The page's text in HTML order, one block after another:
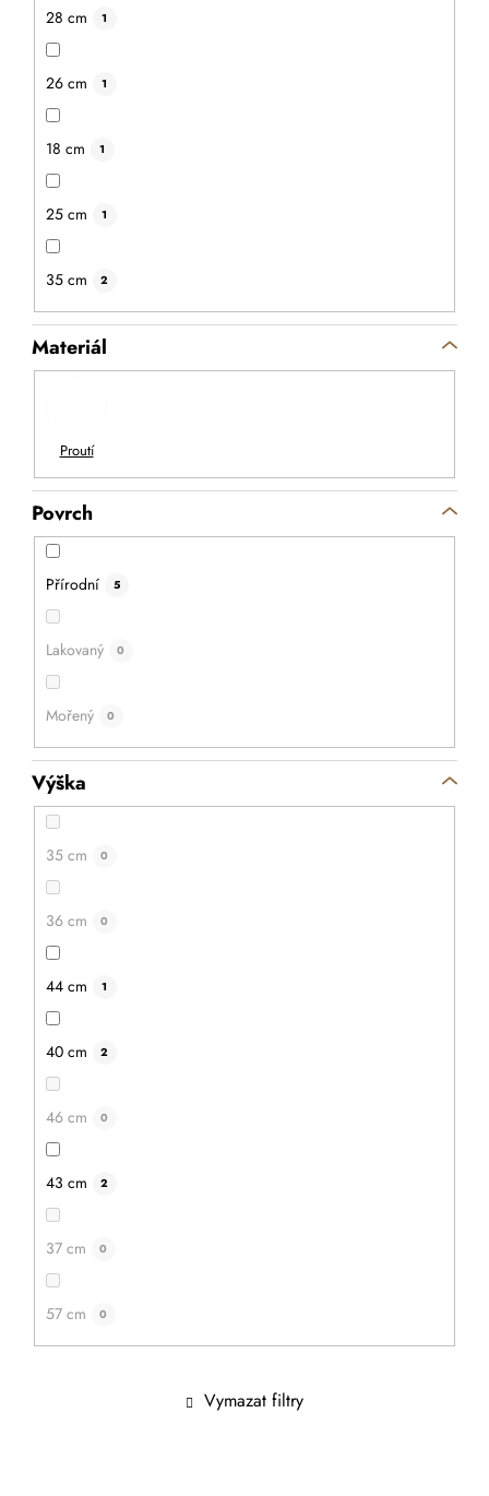
28 cm 1
26 cm 1
18 cm 1
25 cm 1
35 cm 2
Materiál
Povrch
Přírodní 5
Lakovaný 0
Mořený 0
Výška
35 cm 0
36 cm 0
44 cm 1
40 cm 2
46 cm 0
43 cm 2
37 cm 0
57 cm 0
Vymazat filtry